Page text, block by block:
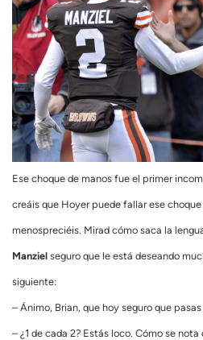
Ese choque de manos fue el primer
creáis que Hoyer puede fallar ese
menospreciéis. Mirad cómo saca la
Manziel seguro que le está deseando
siguiente:
– Ánimo, Brian, que hoy seguro que
– ¿1 de cada 2? Estás loco. Cómo se